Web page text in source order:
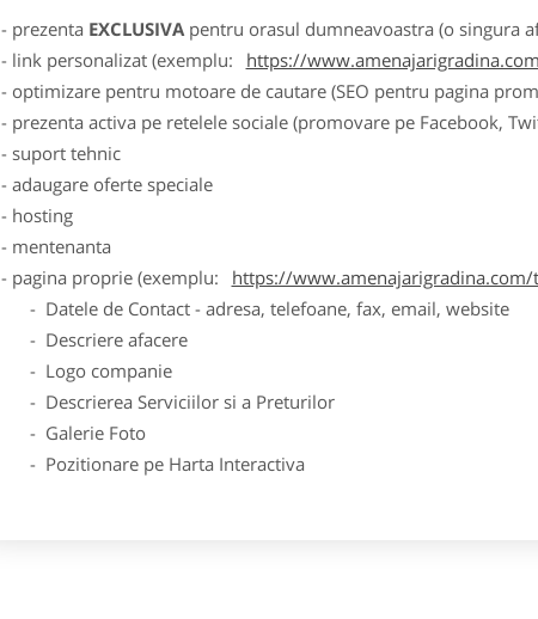
- prezenta EXCLUSIVApentru orasul dumneavoastra (o singura
- link personalizat (exemplu:
https://
- optimizare pentru motoare de cautare (SEO pentru pagina
- prezenta activa pe retelele sociale (promovare pe Facebook,
- suport tehnic
- adaugare oferte speciale
- hosting
- mentenanta
- pagina proprie (exemplu:
https://www.amenajarigradina.com/
- Datele de Contact - adresa, telefoane, fax, email, website
- Descriere afacere
- Logo companie
- Descrierea Serviciilor si a Preturilor
- Galerie Foto
- Pozitionare pe Harta Interactiva